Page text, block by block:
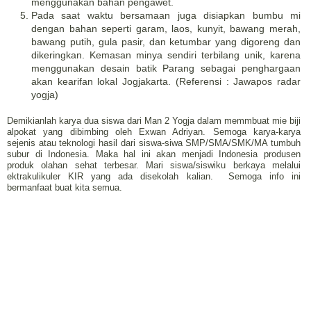
Pada saat waktu bersamaan juga disiapkan bumbu mi
dengan bahan seperti garam, laos, kunyit, bawang merah,
bawang putih, gula pasir, dan ketumbar yang digoreng dan
dikeringkan. Kemasan minya sendiri terbilang unik, karena
menggunakan desain batik Parang sebagai penghargaan
akan kearifan lokal Jogjakarta. (Referensi : Jawapos radar
yogja)
Demikianlah karya dua siswa dari Man 2 Yogja dalam memmbuat mie biji
alpokat yang dibimbing oleh Exwan Adriyan. Semoga karya-karya
sejenis atau teknologi hasil dari siswa-siwa SMP/SMA/SMK/MA tumbuh
subur di Indonesia. Maka hal ini akan menjadi Indonesia produsen
produk olahan sehat terbesar. Mari siswa/siswiku berkaya melalui
ektrakulikuler KIR yang ada disekolah kalian. Semoga info ini
bermanfaat buat kita semua.